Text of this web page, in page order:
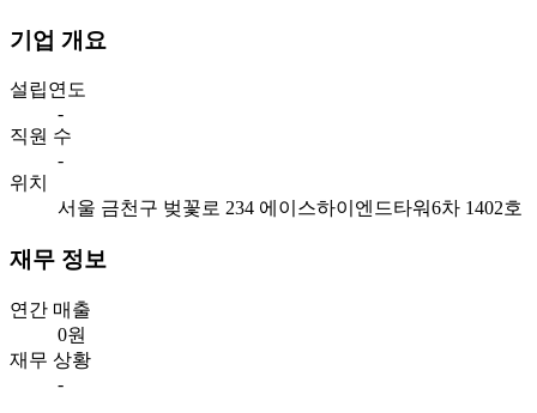
기업 개요
설립연도
-
직원 수
-
위치
서울 금천구 벚꽃로 234 에이스하이엔드타워6차 1402호
재무 정보
연간 매출
0원
재무 상황
-